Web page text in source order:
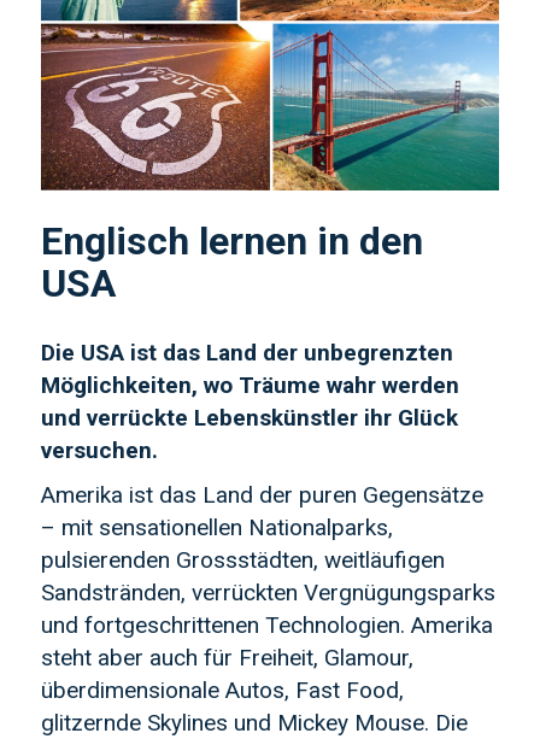
Englisch lernen in den
USA
Die USA ist das Land der unbegrenzten
Möglichkeiten, wo Träume wahr werden
und verrückte Lebenskünstler ihr Glück
versuchen.
Amerika ist das Land der puren Gegensätze
– mit sensationellen Nationalparks,
pulsierenden Grossstädten, weitläufigen
Sandstränden, verrückten Vergnügungsparks
und fortgeschrittenen Technologien. Amerika
steht aber auch für Freiheit, Glamour,
überdimensionale Autos, Fast Food,
glitzernde Skylines und Mickey Mouse. Die